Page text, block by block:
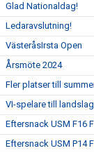
Glad Nationaldag!
Ledaravslutning!
VästeråsIrsta Open
Årsmöte 2024
Fler platser till
VI-spelare till
Eftersnack USM F16
Eftersnack USM P14